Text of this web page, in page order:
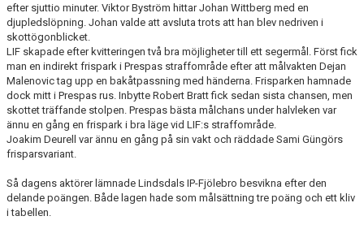
efter sjuttio minuter. Viktor Byström hittar Johan Wittberg med en
djupledslöpning. Johan valde att avsluta trots att han blev nedriven i
skottögonblicket.
LIF skapade efter kvitteringen två bra möjligheter till ett segermål. Först fick
man en indirekt frispark i Prespas straffområde efter att målvakten Dejan
Malenovic tag upp en bakåtpassning med händerna. Frisparken hamnade
dock mitt i Prespas rus. Inbytte Robert Bratt fick sedan sista chansen, men
skottet träffande stolpen. Prespas bästa målchans under halvleken var
ännu en gång en frispark i bra läge vid LIF:s straffområde.
Joakim Deurell var ännu en gång på sin vakt och räddade Sami Güngörs
frisparsvariant.
Så dagens aktörer lämnade Lindsdals IP-Fjölebro besvikna efter den
delande poängen. Både lagen hade som målsättning tre poäng och ett kliv
i tabellen.